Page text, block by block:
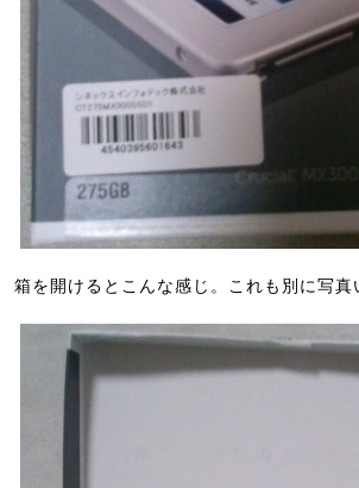
箱を開けるとこんな感じ。これも別に写真